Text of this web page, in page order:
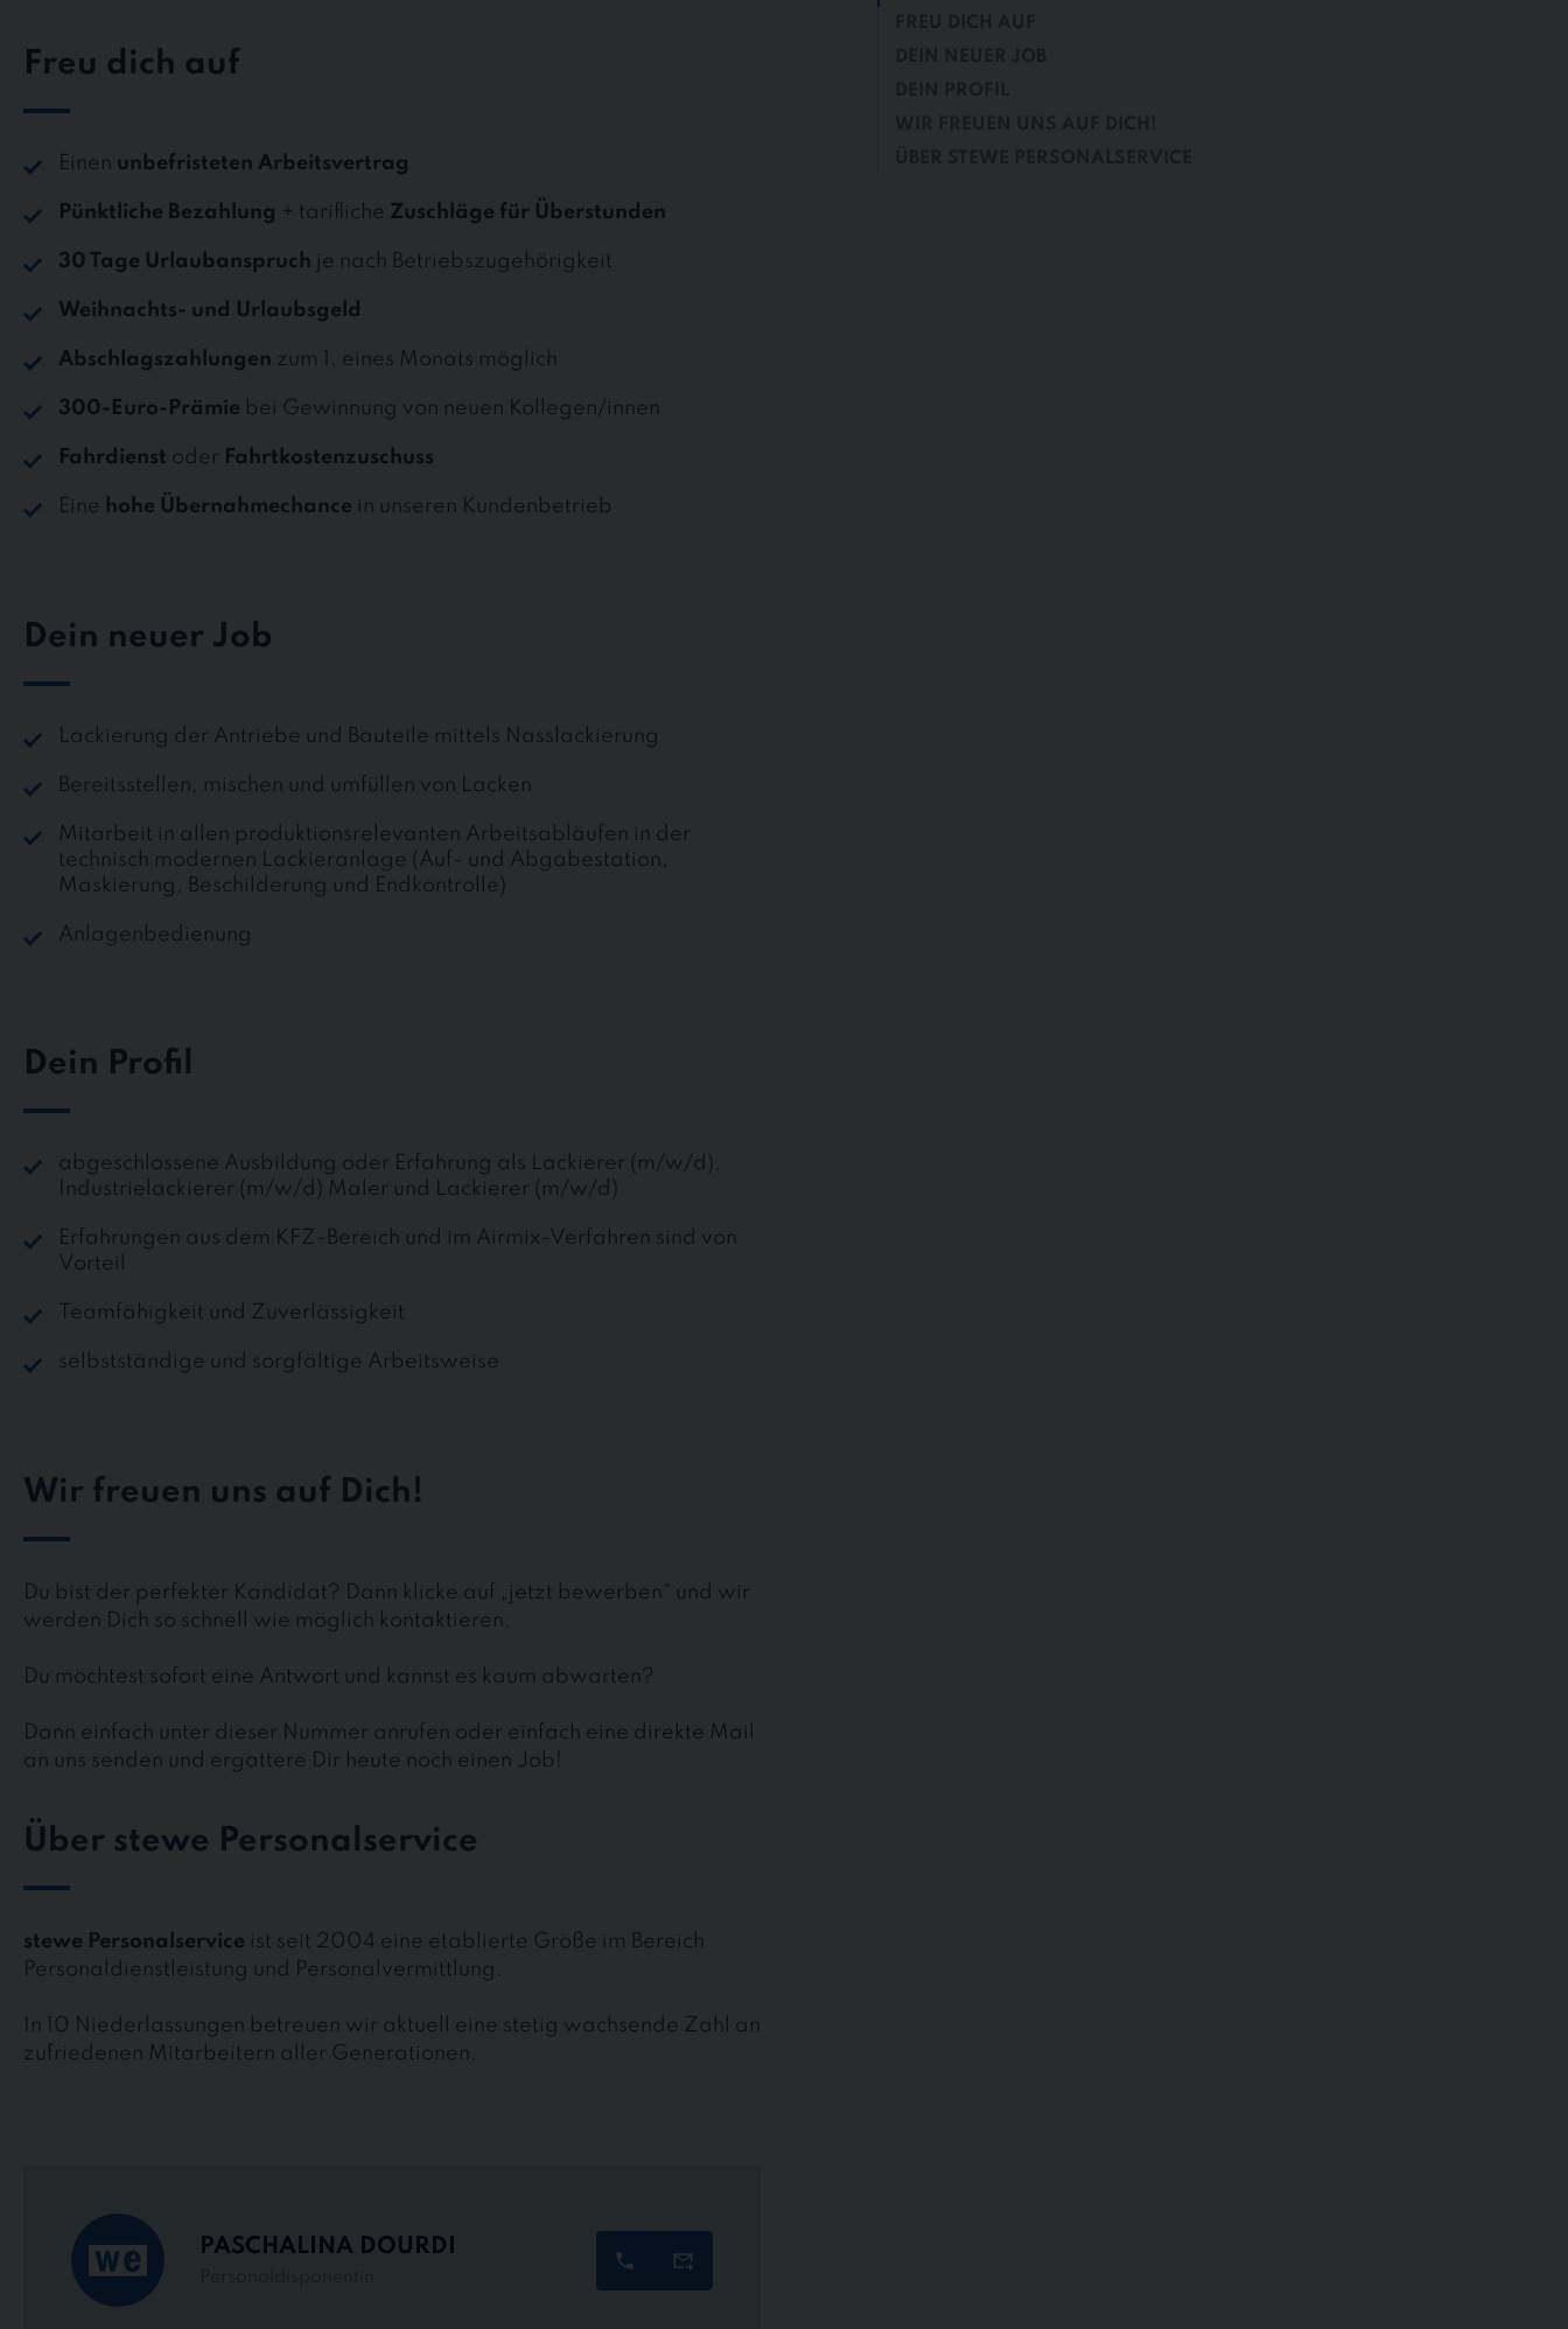
Freu dich auf
Einen unbefristeten Arbeitsvertrag
Pünktliche Bezahlung + tarifliche Zuschläge für Überstunden
30 Tage Urlaubanspruch je nach Betriebszugehörigkeit
Weihnachts- und Urlaubsgeld
Abschlagszahlungen zum 1. eines Monats möglich
300-Euro-Prämie bei Gewinnung von neuen Kollegen/innen
Fahrdienst oder Fahrtkostenzuschuss
Eine hohe Übernahmechance in unseren Kundenbetrieb
Dein neuer Job
Lackierung der Antriebe und Bauteile mittels Nasslackierung
Bereitsstellen, mischen und umfüllen von Lacken
Mitarbeit in allen produktionsrelevanten Arbeitsabläufen in der
technisch modernen Lackieranlage (Auf- und Abgabestation,
Maskierung, Beschilderung und Endkontrolle)
Anlagenbedienung
Dein Profil
abgeschlossene Ausbildung oder Erfahrung als Lackierer (m/w/d),
Industrielackierer (m/w/d) Maler und Lackierer (m/w/d)
Erfahrungen aus dem KFZ-Bereich und im Airmix-Verfahren sind von
Vorteil
Teamfähigkeit und Zuverlässigkeit
selbstständige und sorgfältige Arbeitsweise
Wir freuen uns auf Dich!
Du bist der perfekter Kandidat? Dann klicke auf „jetzt bewerben“ und wir
werden Dich so schnell wie möglich kontaktieren.
Du möchtest sofort eine Antwort und kannst es kaum abwarten?
Dann einfach unter dieser Nummer anrufen oder einfach eine direkte Mail
an uns senden und ergattere Dir heute noch einen Job!
Über stewe Personalservice
stewe Personalservice ist seit 2004 eine etablierte Größe im Bereich
Personaldienstleistung und Personalvermittlung.
In 10 Niederlassungen betreuen wir aktuell eine stetig wachsende Zahl an
zufriedenen Mitarbeitern aller Generationen.
PASCHALINA DOURDI